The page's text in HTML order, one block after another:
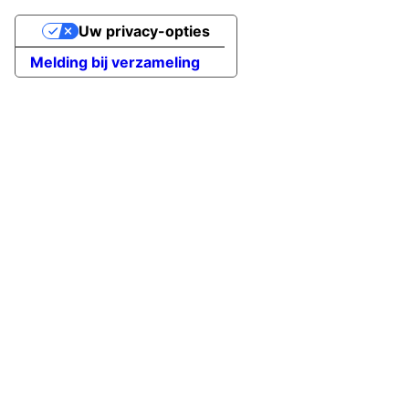
Melding bij verzameling
Uw privacy-opties